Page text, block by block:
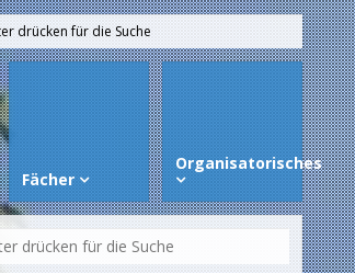
Fächer
Organisatorisches